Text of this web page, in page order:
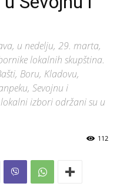
u nedelju, 29. marta,
lokalnih skupština.
Boru, Kladovu,
Sevojnu i
izbori održani su u
112